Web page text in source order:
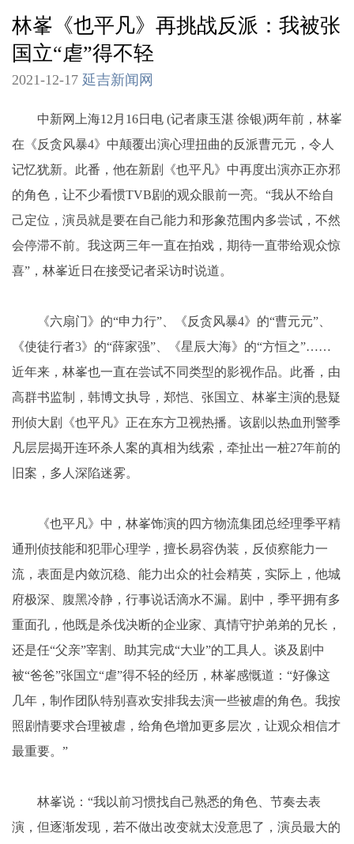
林峯《也平凡》再挑战反派：我被张
国立“虐”得不轻
2021-12-17 延吉新闻网
中新网上海12月16日电 (记者康玉湛 徐银)两年前，林峯
在《反贪风暴4》中颠覆出演心理扭曲的反派曹元元，令人
记忆犹新。此番，他在新剧《也平凡》中再度出演亦正亦邪
的角色，让不少看惯TVB剧的观众眼前一亮。“我从不给自
己定位，演员就是要在自己能力和形象范围内多尝试，不然
会停滞不前。我这两三年一直在拍戏，期待一直带给观众惊
喜”，林峯近日在接受记者采访时说道。
《六扇门》的“申力行”、《反贪风暴4》的“曹元元”、
《使徒行者3》的“薛家强”、《星辰大海》的“方恒之”……
近年来，林峯也一直在尝试不同类型的影视作品。此番，由
高群书监制，韩博文执导，郑恺、张国立、林峯主演的悬疑
刑侦大剧《也平凡》正在东方卫视热播。该剧以热血刑警季
凡层层揭开连环杀人案的真相为线索，牵扯出一桩27年前的
旧案，多人深陷迷雾。
《也平凡》中，林峯饰演的四方物流集团总经理季平精
通刑侦技能和犯罪心理学，擅长易容伪装，反侦察能力一
流，表面是内敛沉稳、能力出众的社会精英，实际上，他城
府极深、腹黑冷静，行事说话滴水不漏。剧中，季平拥有多
重面孔，他既是杀伐决断的企业家、真情守护弟弟的兄长，
还是任“父亲”宰割、助其完成“大业”的工具人。谈及剧中
被“爸爸”张国立“虐”得不轻的经历，林峯感慨道：“好像这
几年，制作团队特别喜欢安排我去演一些被虐的角色。我按
照剧情要求合理被虐，给角色增加更多层次，让观众相信才
最重要。”
林峯说：“我以前习惯找自己熟悉的角色、节奏去表
演，但逐渐发现，若不做出改变就太没意思了，演员最大的